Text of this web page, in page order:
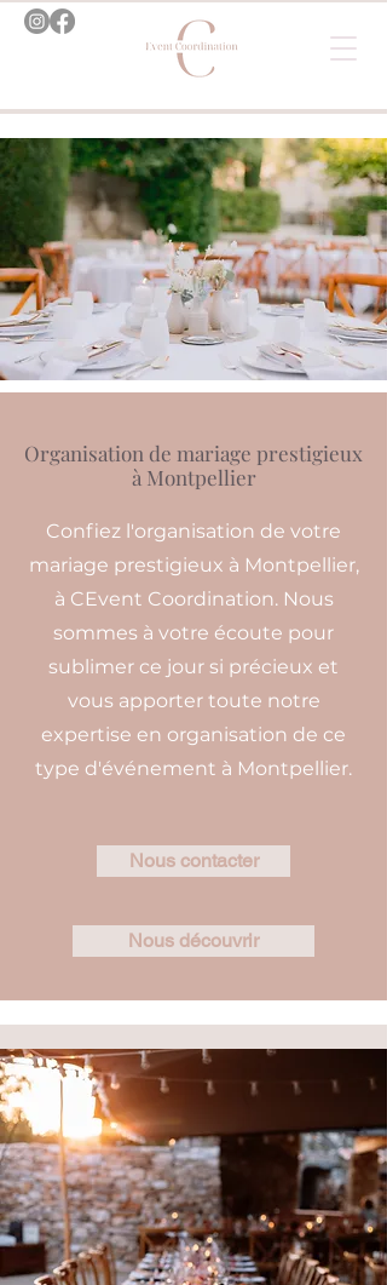
Organisation de mariage prestigieux
à Montpellier
Confiez l'organisation de votre
mariage prestigieux à Montpellier,
à CEvent Coordination. Nous
sommes à votre écoute pour
sublimer ce jour si précieux et
vous apporter toute notre
expertise en organisation de ce
type d'événement à Montpellier.
Nous contacter
Nous découvrir